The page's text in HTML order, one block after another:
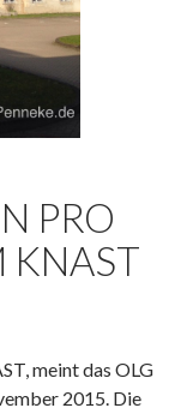
PRO
KNAST
meint das OLG
2015. Die